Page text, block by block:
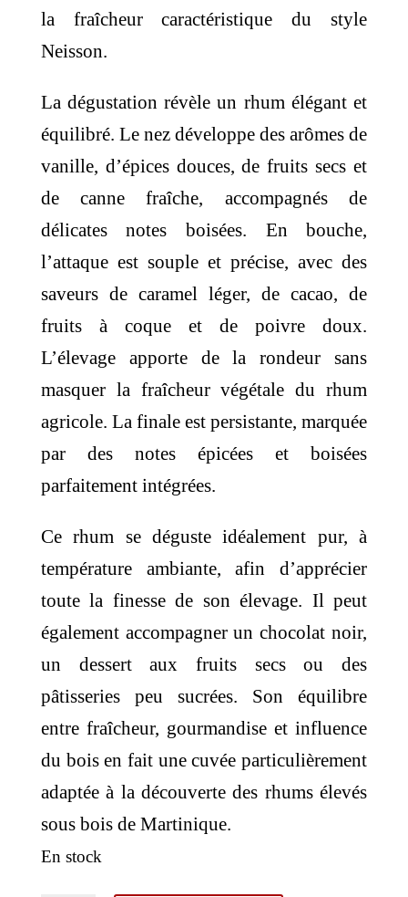
la fraîcheur caractéristique du style
Neisson.
La dégustation révèle un rhum élégant et
équilibré. Le nez développe des arômes de
vanille, d’épices douces, de fruits secs et
de canne fraîche, accompagnés de
délicates notes boisées. En bouche,
l’attaque est souple et précise, avec des
saveurs de caramel léger, de cacao, de
fruits à coque et de poivre doux.
L’élevage apporte de la rondeur sans
masquer la fraîcheur végétale du rhum
agricole. La finale est persistante, marquée
par des notes épicées et boisées
parfaitement intégrées.
Ce rhum se déguste idéalement pur, à
température ambiante, afin d’apprécier
toute la finesse de son élevage. Il peut
également accompagner un chocolat noir,
un dessert aux fruits secs ou des
pâtisseries peu sucrées. Son équilibre
entre fraîcheur, gourmandise et influence
du bois en fait une cuvée particulièrement
adaptée à la découverte des rhums élevés
sous bois de Martinique.
En stock